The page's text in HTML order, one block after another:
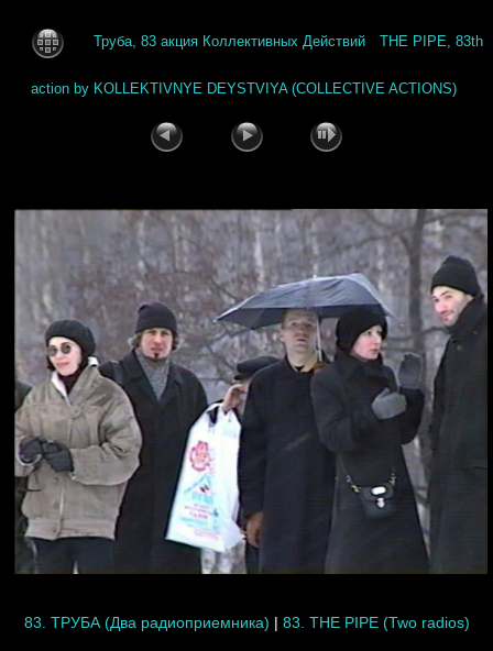
Труба, 83 акция Коллективных Действий THE PIPE, 83th
action by KOLLEKTIVNYE DEYSTVIYA (COLLECTIVE ACTIONS)
83. ТРУБА (Два радиоприемника) | 83. THE PIPE (Two radios)